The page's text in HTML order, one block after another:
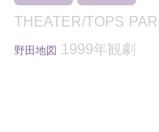
THEATER/TOPS
野田地図 1999年観劇